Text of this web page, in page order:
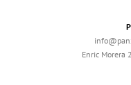
Enric Morera